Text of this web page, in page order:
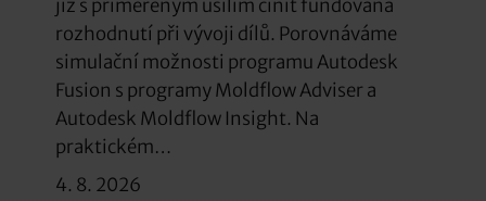
již s přiměřeným úsilím činit fundovaná
rozhodnutí při vývoji dílů. Porovnáváme
simulační možnosti programu Autodesk
Fusion s programy Moldflow Adviser a
Autodesk Moldflow Insight. Na
praktickém…
4. 8. 2026